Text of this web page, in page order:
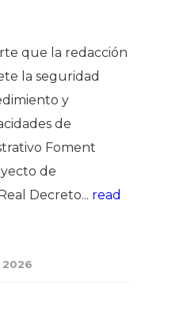
que la redacción
la seguridad
y
de
Foment
de
Decreto... read
2026